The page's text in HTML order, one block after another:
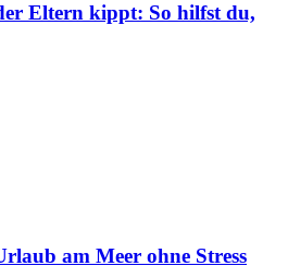
Eltern kippt: So hilfst du,
am Meer ohne Stress